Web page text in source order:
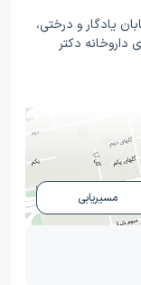
یادگار و درختی،
داروخانه دکتر
مسیریابی